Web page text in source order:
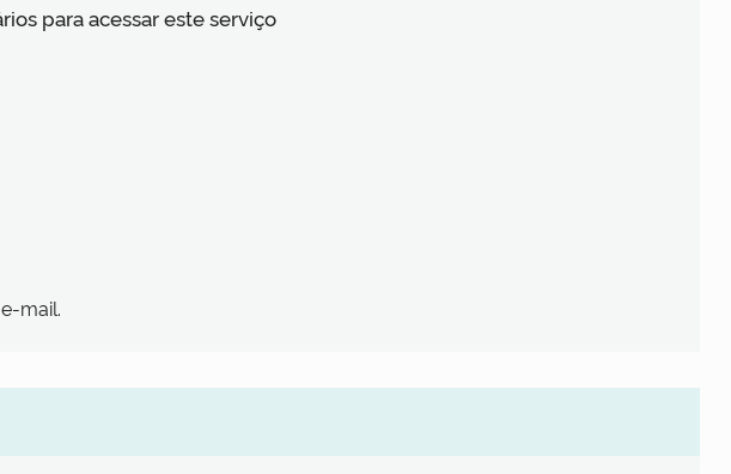
para acessar este serviço
mail.